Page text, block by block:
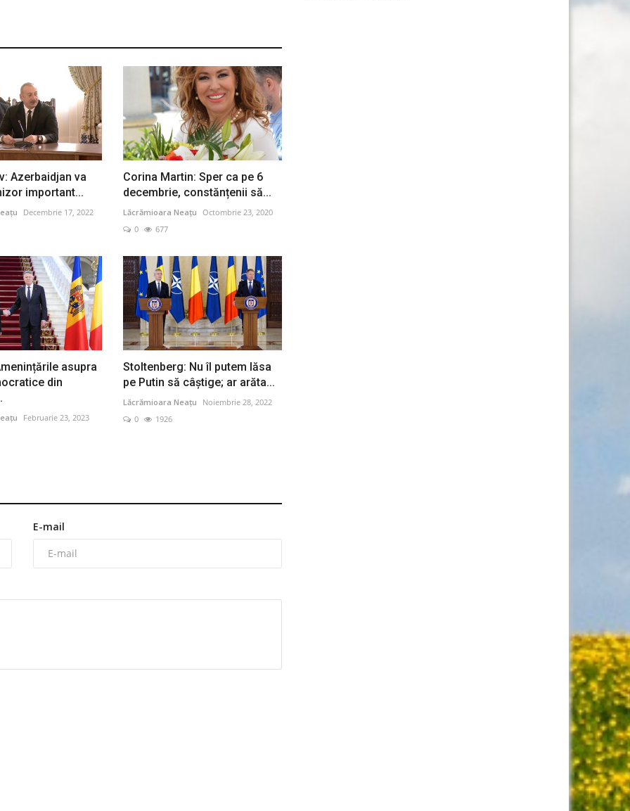
Azerbaidjan va
important...
Decembrie 17, 2022
Corina Martin: Sper ca pe 6
decembrie, constănțenii să...
Lăcrămioara Neațu
Octombrie 23, 2020
0
677
asupra
din
Februarie 23, 2023
Stoltenberg: Nu îl putem lăsa
pe Putin să câştige; ar arăta...
Lăcrămioara Neațu
Noiembrie 28, 2022
0
1926
E-mail